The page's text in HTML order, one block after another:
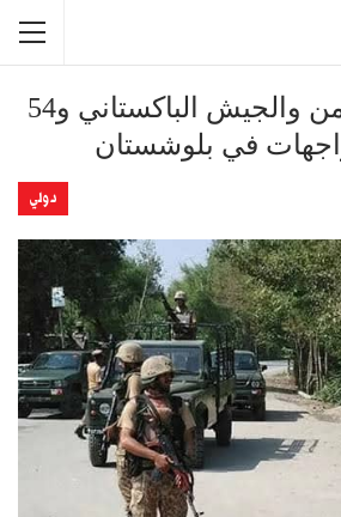
مقتل 38 من الأمن والجيش الباكستاني و54
في بلوشستان
دولي